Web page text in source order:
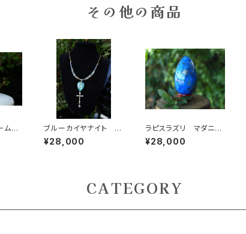
その他の商品
ムオ
ブルーカイヤナイト ネ
ックレス 過去のしがら
み、呪縛、固定観念から
¥28,000
ラピスラズリ マダニ
エッグ 75mm
¥28,000
CATEGORY